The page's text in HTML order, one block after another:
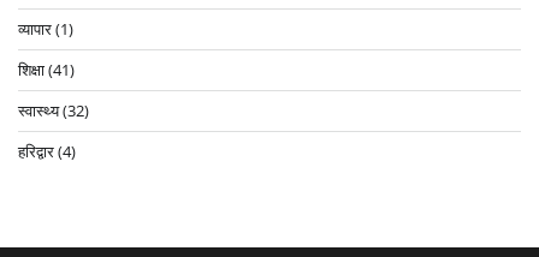
व्यापार(1)
शिक्षा(41)
स्वास्थ्य(32)
हरिद्वार(4)